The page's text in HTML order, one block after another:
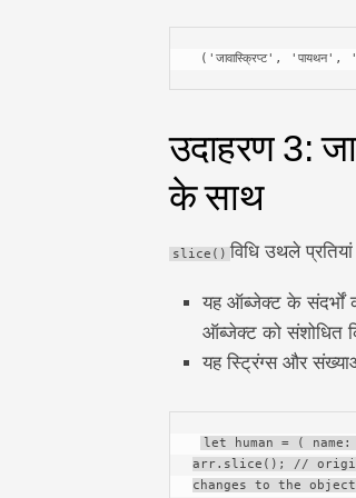
('जावास्क्रिप्ट',
उदाहरण 3:
के साथ
slice() विधि उथले
यह ऑब्जेक्ट के संदर्भों
ऑब्जेक्ट को संशोधित
यह स्ट्रिंग्स और
let human = (
arr.slice(); //
changes to the